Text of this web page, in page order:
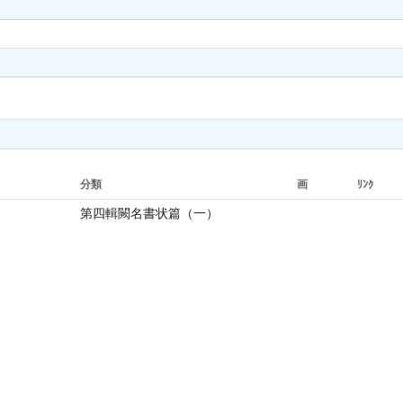
分類 画 ﾘﾝｸ
第四輯闕名書状篇（一）